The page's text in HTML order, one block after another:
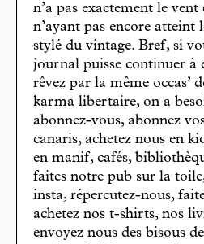
n’a pas exactement le
n’ayant pas encore atteint
stylé du vintage. Bref, si
journal puisse continuer à
rêvez par la même occas’
karma libertaire, on a
abonnez-vous, abonnez
canaris, achetez nous en
en manif, cafés,
faites notre pub sur la
insta, répercutez-nous,
achetez nos t-shirts, nos
envoyez nous des bisous